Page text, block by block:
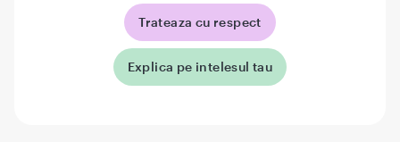
Trateaza cu respect
Explica pe intelesul tau